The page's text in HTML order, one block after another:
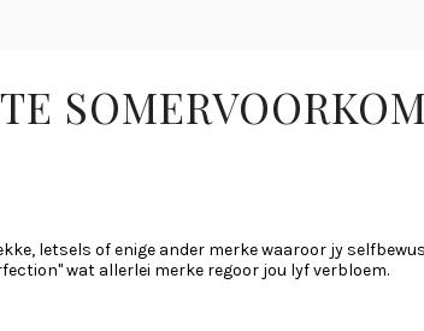
letsels of enige ander merke waaroor jy
wat allerlei merke regoor jou lyf verbloem.